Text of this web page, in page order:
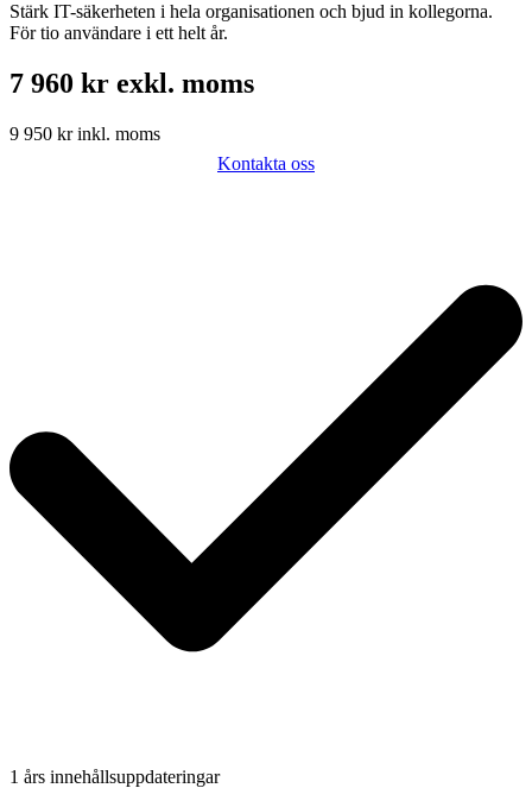
Stärk IT-säkerheten i hela organisationen och bjud in kollegorna.
För tio användare i ett helt år.
7 960 kr exkl. moms
9 950 kr inkl. moms
Kontakta oss
1 års innehållsuppdateringar